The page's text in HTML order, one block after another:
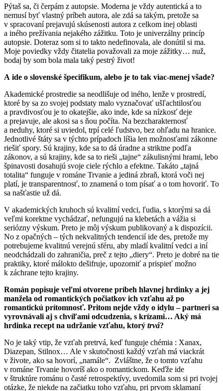
Pýtaš sa, či čerpám z autopsie. Moderna je vždy autentická a to
nemusí byť vlastný príbeh autora, ale zdá sa takým, pretože sa
v spracovaní prejavujú skúsenosti autora z celkom inej oblasti
a iného prežívania nejakého zážitku. Toto je univerzálny princíp
autopsie. Doteraz som si to takto nedefinovala, ale donútil si ma.
Moje poviedky vždy čitatelia považovali za moje zážitky… nuž,
bodaj by som bola mala taký pestrý život!
A ide o slovenské špecifikum, alebo je to tak viac-menej všade?
Akademické prostredie sa neodlišuje od iného, lenže v prostredí,
ktoré by sa zo svojej podstaty malo vyznačovať ušľachtilosťou
a pravdivosťou je to okatejšie, ako inde, kde sa nízkosť deje
a prejavuje, ale akosi sa s ňou počíta. Na bezcharakternosť
a neduhy, ktoré si uviedol, trpí celé ľudstvo, bez ohľadu na hranice.
Jednotlivé štáty sa v týchto prípadoch líšia len možnosťami zákonne
riešiť spory. Sú krajiny, kde sa to dá úradne a striktne podľa
zákonov, a sú krajiny, kde sa to rieši „tajne“ zákulisnými hrami, lebo
špinavosti dosahujú svoje ciele rýchlo a efektne. Takáto „tajná
totalita“ funguje v románe Trvanie a jediná zbraň, ktorá voči nej
platí, je transparentnosť, to znamená o tom písať a o tom hovoriť. To
sa našťastie už dá.
V akademických kruhoch sú kvalitní vedci, ľudia, s ktorými sa dá
veľmi korektne vychádzať, nefungujú na klebetách a vážia si
seriózny výskum. Preto je môj výskum publikovaný a k dispozícii.
No z opačných – tých nekvalitných tendencií ide des, pretože my
potrebujeme kvalitnú verejnú sféru, aby mladí kvalitní vedci a iní
neodchádzali do zahraničia, preč z tejto „diery“. Preto je dobré na tie
praktiky, ktoré málokto dešifruje, upozorniť a prispieť možno
k záchrane tejto krajiny.
Román popisuje veľmi otvorene príbeh hlavnej hrdinky a jej
manžela od romantických počiatkov ich vzťahu až po
romantickú prítomnosť. Pritom nejde vždy o idylu – partneri sa
vyrovnávali aj s chvíľami odcudzenia, s krízami… Aký má
hrdinka recept na udržanie vzťahu, ktorý trvá?
No je taký vtip, že vzťah pretrvá, keď funguje chémia : Xanax,
Diazepan, Stilnox… Ale v skutočnosti každý vzťah má viackrát
v živote, ako sa hovorí, „namále“. Zvláštne, že o tomto vzťahu
v románe Trvanie hovoríš ako o romantickom. Keďže ide
v štruktúre románu o časté retrospektívy, uvedomila som si pri tvojej
otázke, že niekde na začiatku toho vzťahu, pri prvom sklamaní